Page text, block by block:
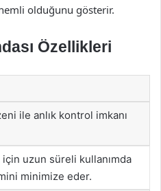
olduğunu gösterir.
Özellikleri
ile anlık kontrol imkanı
için uzun süreli kullanımda
minimize eder.